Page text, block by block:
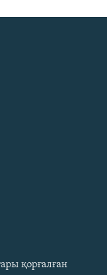
қорғалған